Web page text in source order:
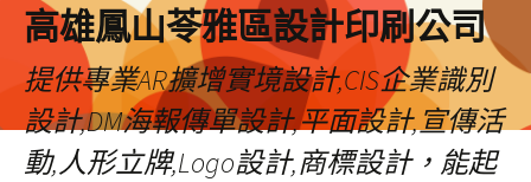
高雄鳳山苓雅區設計印刷公司
提供專業AR擴增實境設計,CIS企業識別
設計,DM海報傳單設計,平面設計,宣傳活
動,人形立牌,Logo設計,商標設計，能起